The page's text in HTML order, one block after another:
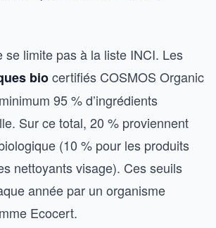
se limite pas à la liste INCI. Les
biocertifiés COSMOS Organic
95 % d’ingrédients
Sur ce total, 20 % proviennent
(10 % pour les produits
nettoyants visage). Ces seuils
année par un organisme
Ecocert.